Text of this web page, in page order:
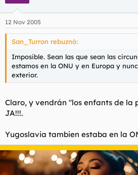
12 Nov 2005
San_Turron rebuznó:
Imposible. Sean las que sean las
estamos en la ONU y en Europa y
exterior.
Claro, y vendrán "los enfants de la
JA!!!.
Yugoslavia tambien estaba en la